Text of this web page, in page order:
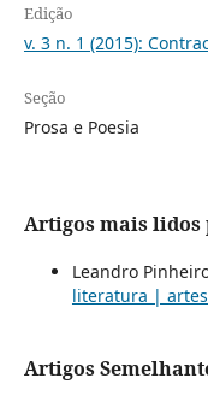
Edição
v. 3 n. 1 (2015):
Seção
Prosa e Poesia
Artigos mais lidos
Leandro
literatura |
Artigos